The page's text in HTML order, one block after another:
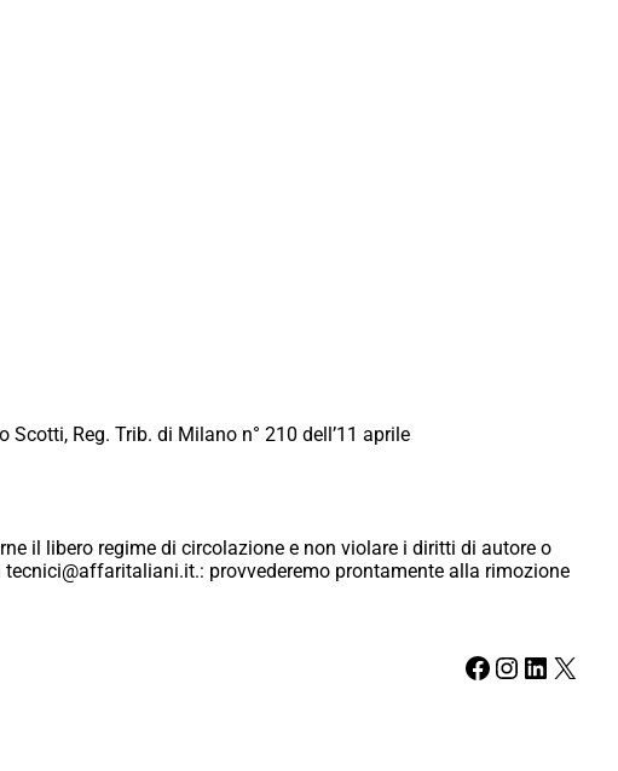
Reg. Trib. di Milano n° 210 dell’11 aprile
il libero regime di circolazione e non violare i diritti di autore o
provvederemo prontamente alla rimozione
Facebook Instagram LinkedIn X